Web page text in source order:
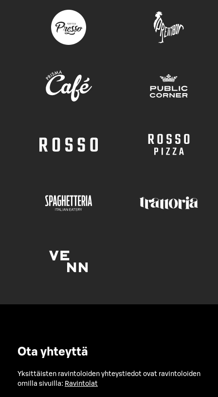
Ota yhteyttä
Yksittäisten ravintoloiden yhteystiedot ovat ravintoloiden
omilla sivuilla: Ravintolat